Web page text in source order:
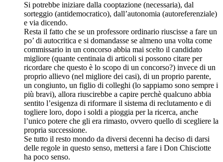
Si potrebbe iniziare dalla cooptazione (necessaria), dal
sorteggio (antidemocratico), dall’autonomia (autoreferenziale)
e via dicendo.
Resta il fatto che se un professore ordinario riuscisse a fare un
po’ di autocritica e si domandasse se almeno una volta come
commissario in un concorso abbia mai scelto il candidato
migliore (quante centinaia di articoli si possono citare per
ricordare che questo è lo scopo di un concorso?) invece di un
proprio allievo (nel migliore dei casi), di un proprio parente,
un congiunto, un figlio di colleghi (lo sappiamo sono sempre i
più bravi), allora riuscirebbe a capire perchè qualcuno abbia
sentito l’esigenza di riformare il sistema di reclutamento e di
togliere loro, dopo i soldi a pioggia per la ricerca, anche
l’unico potere che gli era rimasto, ovvero quello di scegliere la
propria successione.
Se tutto il resto mondo da diversi decenni ha deciso di darsi
delle regole in questo senso, mettersi a fare i Don Chisciotte
ha poco senso.